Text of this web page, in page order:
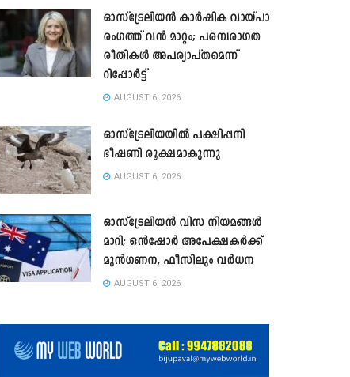
ഓസ്‌ട്രേലിയൻ കാർഷിക വായ്പാ
രംഗത്ത് വൻ മാറ്റം; പരമ്പരാഗത
രീതികൾ അപര്യാപ്തമെന്ന്
റിപ്പോർട്ട്
AUGUST 6, 2026
ഓസ്ട്രേലിയയിൽ പക്ഷിപ്പനി
ഭീഷണി രൂക്ഷമാകുന്നു
AUGUST 6, 2026
ഓസ്‌ട്രേലിയൻ വിസ നിയമങ്ങൾ
മാറി; ഒൻഷോർ അപേക്ഷകർക്ക്
മുൻഗണന, ഫീസിലും വർധന
AUGUST 6, 2026